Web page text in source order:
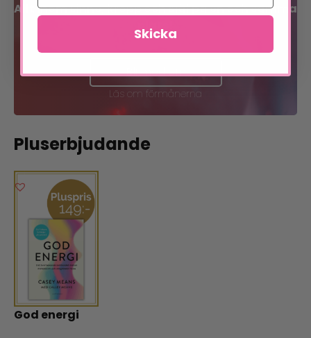
Allt inom sinne, kropp och själ på en och samma
plats!
Bli medlem
Läs om förmånerna
Pluserbjudande
God energi
Skicka